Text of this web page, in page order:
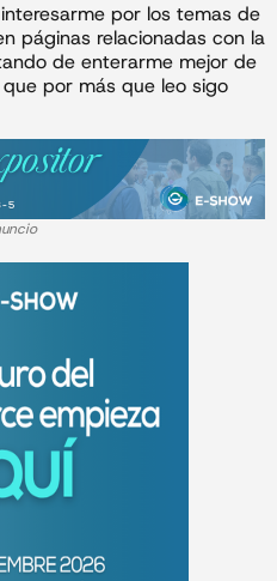
por los temas de
páginas relacionadas con la
de enterarme mejor de
por más que leo sigo